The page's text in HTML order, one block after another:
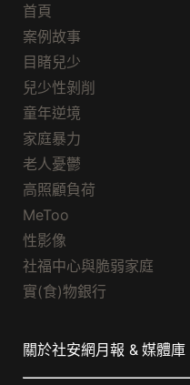
首頁
案例故事
目睹兒少
兒少性剝削
童年逆境
家庭暴力
老人憂鬱
高照顧負荷
MeToo
性影像
社福中心與脆弱家庭
實(食)物銀行
關於社安網月報 & 媒體庫